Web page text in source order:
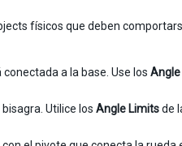
físicos que deben
a la base. Use los
Utilice los Angle Limitsde